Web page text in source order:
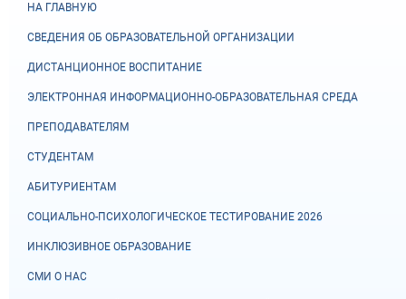
НА ГЛАВНУЮ
СВЕДЕНИЯ ОБ ОБРАЗОВАТЕЛЬНОЙ ОРГАНИЗАЦИИ
ДИСТАНЦИОННОЕ ВОСПИТАНИЕ
ЭЛЕКТРОННАЯ ИНФОРМАЦИОННО-ОБРАЗОВАТЕЛЬНАЯ СРЕДА
ПРЕПОДАВАТЕЛЯМ
СТУДЕНТАМ
АБИТУРИЕНТАМ
СОЦИАЛЬНО-ПСИХОЛОГИЧЕСКОЕ ТЕСТИРОВАНИЕ 2026
ИНКЛЮЗИВНОЕ ОБРАЗОВАНИЕ
СМИ О НАС